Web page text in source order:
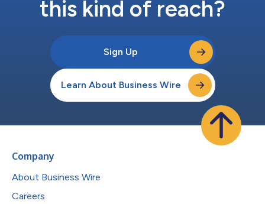
this kind of reach?
Sign Up
Learn About Business Wire
Company
About Business Wire
Careers